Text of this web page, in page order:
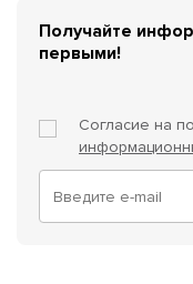
Получайте
первыми!
Согласие на